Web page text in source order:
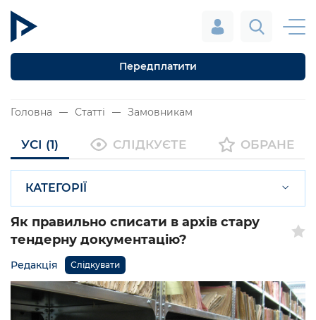
Передплатити
Головна Статті Замовникам
УСІ (1) СЛІДКУЄТЕ ОБРАНЕ
КАТЕГОРІЇ
Як правильно списати в архів стару
тендерну документацію?
Редакція Слідкувати